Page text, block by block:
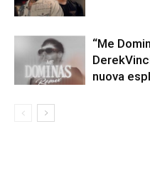
“Me
nuova